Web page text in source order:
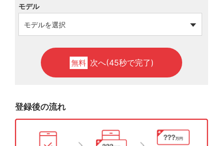
モデル
無料 次へ(45秒で完了)
登録後の流れ